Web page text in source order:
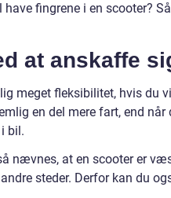
have fingrene i en scooter?
at anskaffe
meget fleksibilitet, hvis du
en del mere fart, end
bil.
nævnes, at en scooter er
steder. Derfor kan du